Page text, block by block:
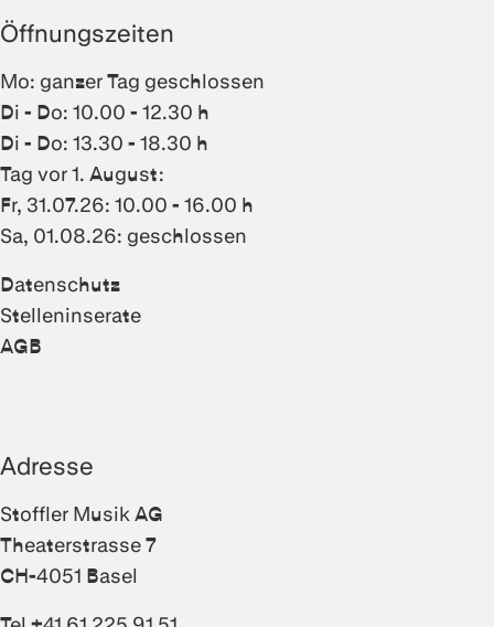
Öffnungszeiten
Mo: ganzer Tag geschlossen
Di - Do: 10.00 - 12.30 h
Di - Do: 13.30 - 18.30 h
Tag vor 1. August:
Fr, 31.07.26: 10.00 - 16.00 h
Sa, 01.08.26: geschlossen
Datenschutz
Stelleninserate
AGB
Adresse
Stoffler Musik AG
Theaterstrasse 7
CH-4051 Basel